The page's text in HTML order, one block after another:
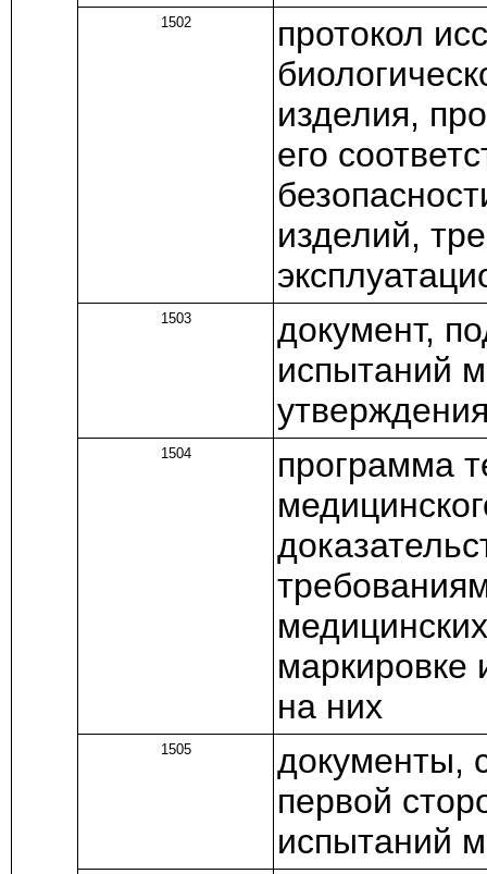
1502
протокол
изделия,
его
изделий,
1503
документ,
испытаний
1504
программа
маркировке
на них
1505
документы,
первой
испытаний